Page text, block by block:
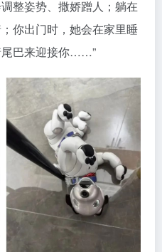
整姿势、撒娇蹭人；躺在
你出门时，她会在家里睡
尾巴来迎接你……”